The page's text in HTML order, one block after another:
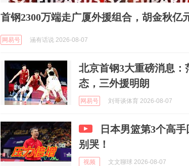
首钢2300万端走广厦外援组合，胡金秋亿
网易号 涵有话说 2026-08-07
北京首钢3大重磅消息
态，三外援明朗
网易号 刘哥谈体育 2026-08-07
日本男篮第3个高
别哭！
视频 文文聊球 2026-08-07